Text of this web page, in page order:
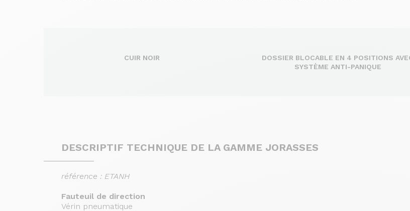
CUIR NOIR
DOSSIER BLOCABLE EN 4 POSITIONS
SYSTÈME ANTI-PANIQUE
DESCRIPTIF TECHNIQUE DE LA GAMME JORASSES
référence : ETANH
Fauteuil de direction
Vérin pneumatique